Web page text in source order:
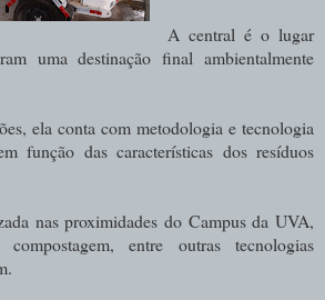
A central é o lugar
uma destinação final ambientalmente
ela conta com metodologia e tecnologia
função das características dos resíduos
nas proximidades do Campus da UVA,
entre outras tecnologias